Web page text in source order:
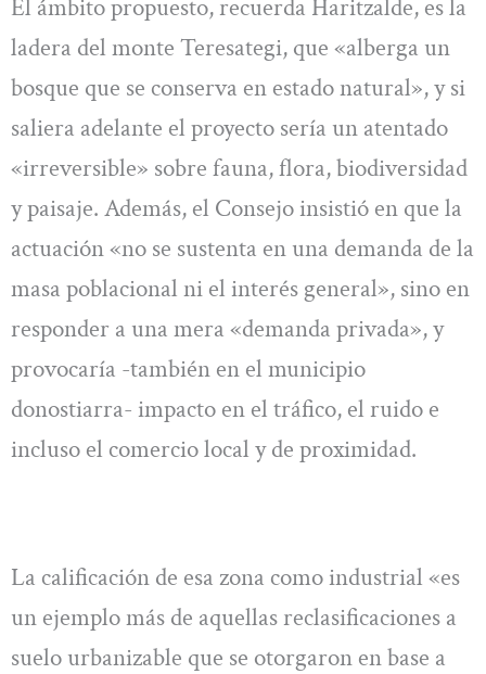
El ámbito propuesto, recuerda Haritzalde, es la
ladera del monte Teresategi, que «alberga un
bosque que se conserva en estado natural», y si
saliera adelante el proyecto sería un atentado
«irreversible» sobre fauna, flora, biodiversidad
y paisaje. Además, el Consejo insistió en que la
actuación «no se sustenta en una demanda de la
masa poblacional ni el interés general», sino en
responder a una mera «demanda privada», y
provocaría -también en el municipio
donostiarra- impacto en el tráfico, el ruido e
incluso el comercio local y de proximidad.
La calificación de esa zona como industrial «es
un ejemplo más de aquellas reclasificaciones a
suelo urbanizable que se otorgaron en base a